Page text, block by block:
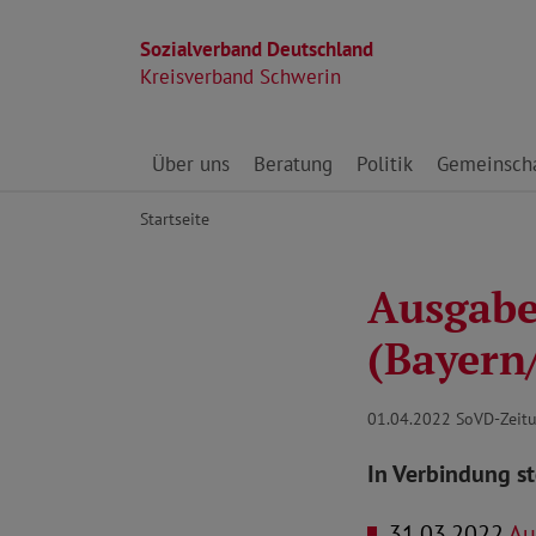
Sozialverband Deutschland
Kreisverband Schwerin
Direkt zu den Inhalten springen
Über uns Beratung Politik
Startseite
01.04.2022 SoVD-
In Verbindung